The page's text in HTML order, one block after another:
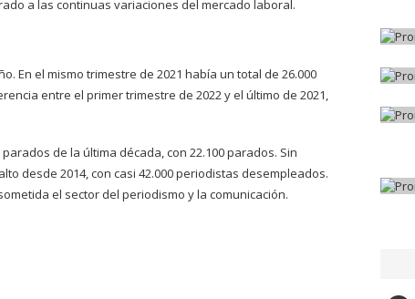
a las continuas variaciones del mercado laboral.
En el mismo trimestre de 2021 había un total de 26.000
entre el primer trimestre de 2022 y el último de 2021,
de la última década, con 22.100 parados. Sin
desde 2014, con casi 42.000 periodistas desempleados.
el sector del periodismo y la comunicación.